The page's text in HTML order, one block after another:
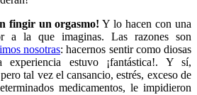
fingir un orgasmo! Y lo hacen con una
a la que imaginas. Las razones son
nosotras: hacernos sentir como diosas
estuvo ¡fantástica!. Y sí,
tal vez el cansancio, estrés, exceso de
medicamentos, le impidieron